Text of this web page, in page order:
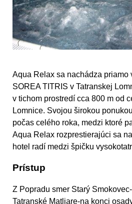
Aqua Relax sa nachádza priamo
SOREA TITRIS v Tatranskej
v tichom prostredí cca 800 m od
Lomnice. Svojou širokou
počas celého roka, medzi ktoré
Aqua Relax rozprestierajúci sa
hotel radí medzi špičku
Prístup
Z Popradu smer Starý
Tatranské Matliare-na konci